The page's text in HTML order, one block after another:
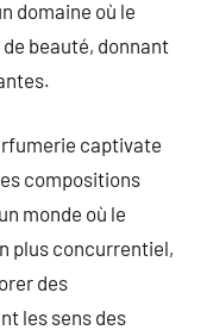
domaine où le
beauté, donnant
captivate
compositions
monde où le
plus concurrentiel,
des
les sens des